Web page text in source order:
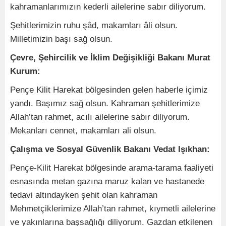
kahramanlarımızın kederli ailelerine sabır diliyorum.
Şehitlerimizin ruhu şâd, makamları âli olsun.
Milletimizin başı sağ olsun.
Çevre, Şehircilik ve İklim Değişikliği Bakanı Murat
Kurum:
Pençe Kilit Harekat bölgesinden gelen haberle içimiz
yandı. Başımız sağ olsun. Kahraman şehitlerimize
Allah’tan rahmet, acılı ailelerine sabır diliyorum.
Mekanları cennet, makamları ali olsun.
Çalışma ve Sosyal Güvenlik Bakanı Vedat Işıkhan:
Pençe-Kilit Harekat bölgesinde arama-tarama faaliyeti
esnasında metan gazına maruz kalan ve hastanede
tedavi altındayken şehit olan kahraman
Mehmetçiklerimize Allah’tan rahmet, kıymetli ailelerine
ve yakınlarına başsağlığı diliyorum. Gazdan etkilenen